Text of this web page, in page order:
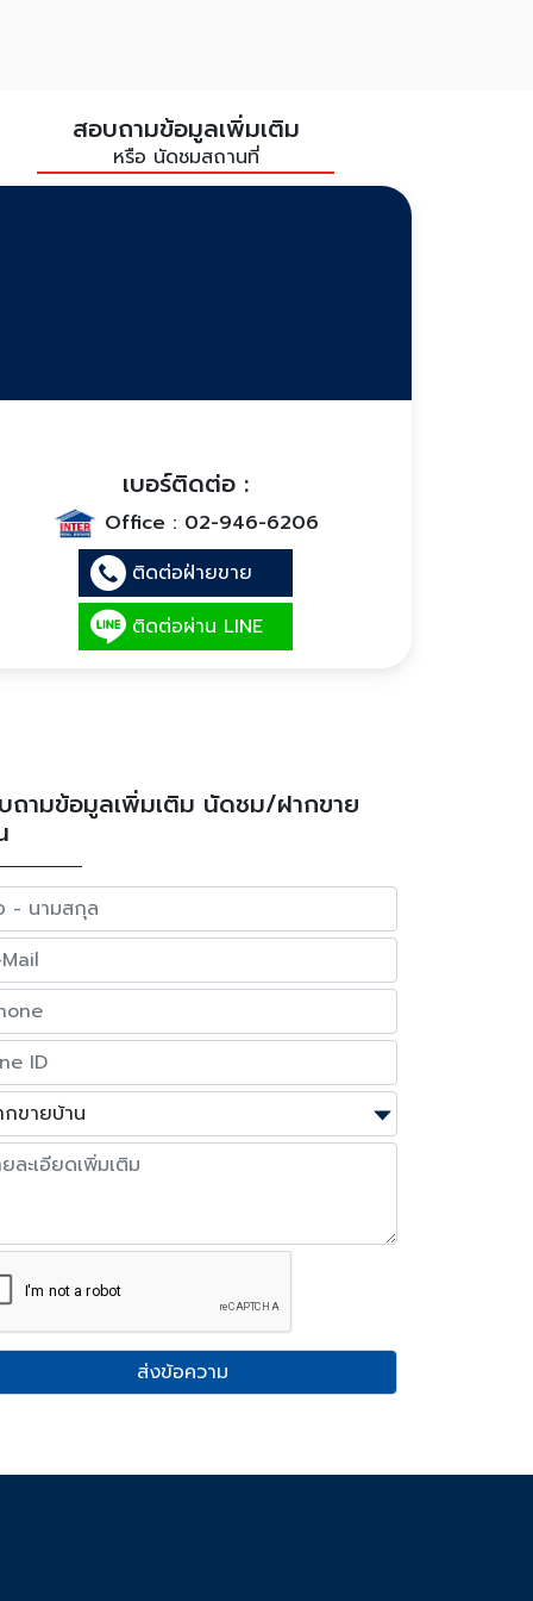
สอบถามข้อมูลเพิ่มเติม
หรือ นัดชมสถานที่
เบอร์ติดต่อ :
Office : 02-946-6206
ติดต่อฝ่ายขาย
ติดต่อผ่าน LINE
ถามข้อมูลเพิ่มเติม นัดชม/ฝากขาย
ส่งข้อความ